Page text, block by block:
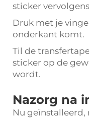
sticker
Druk met je
onderkant komt.
Til de
sticker op de
wordt.
Nazorg na
Nu